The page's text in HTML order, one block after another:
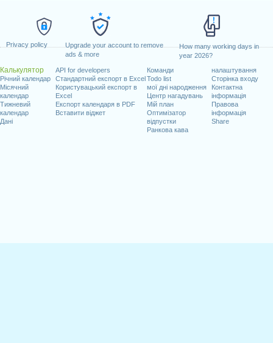
Privacy policy
Upgrade your account to remove
ads & more
How many working days in
year 2026?
Калькулятор
Річний календар
Місячний
календар
Тижневий
календар
Дані
API for developers
Стандартний експорт в Excel
Користувацький експорт в
Excel
Експорт календаря в PDF
Вставити віджет
Команди
Todo list
мої дні народження
Центр нагадувань
Мій план
Оптимізатор
відпустки
Ранкова кава
налаштування
Сторінка входу
Контактна
інформація
Правова
інформація
Share